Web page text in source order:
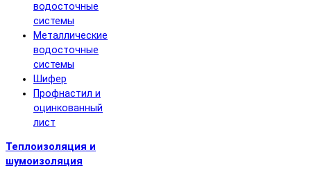
водосточные
системы
Металлические
водосточные
системы
Шифер
Профнастил и
оцинкованный
лист
Теплоизоляция и
шумоизоляция